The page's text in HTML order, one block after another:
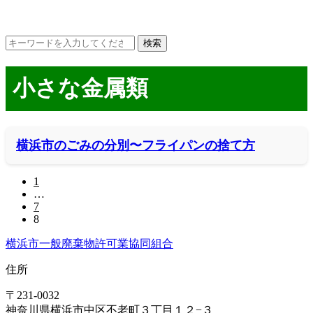
小さな金属類
横浜市のごみの分別〜フライパンの捨て方
1
…
7
8
横浜市一般廃棄物許可業協同組合
住所
〒231-0032
神奈川県横浜市中区不老町３丁目１２−３